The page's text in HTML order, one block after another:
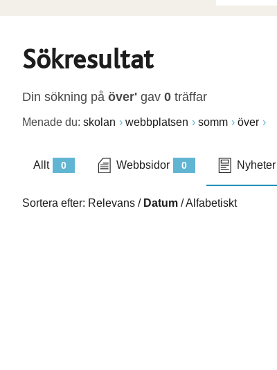
Sökresultat
Din sökning på över' gav 0 träffar
Menade du: skolan webbplatsen somm över
0
Allt 0
Webbsidor Nyheter
Sortera efter: Relevans / Datum /Alfabetiskt